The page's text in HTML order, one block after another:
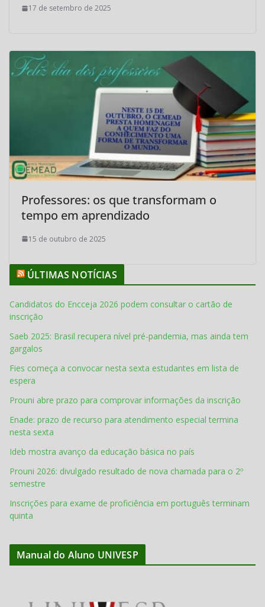
17 de setembro de 2025
Professores: os que transformam o
tempo em aprendizado
15 de outubro de 2025
ÚLTIMAS NOTÍCIAS
Candidatos do Encceja 2026 podem consultar o cartão de
inscrição
Saeb 2025: Brasil recupera nível pré-pandemia, mas ainda tem
gargalos
Fies começa a convocar nesta sexta estudantes em lista de
espera
Prouni abre prazo para comprovar informações da inscrição
Enade: prazo de recurso para atendimento especial termina
nesta sexta
Ideb mostra avanço da educação básica no país
Prouni 2026: divulgado resultado de nova chamada para o 2º
semestre
Inscrições para exame de proficiência em português terminam
quinta
Manual do Aluno UNIVESP